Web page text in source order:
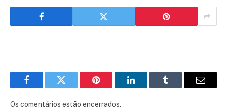
FacebookTwitter Pinterest LinkedInTumblr
E-
Os comentários estão encerrados.